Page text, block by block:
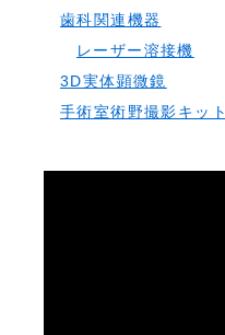
歯科関連機器
レーザー溶接機
3D実体顕微鏡
手術室術野撮影キット